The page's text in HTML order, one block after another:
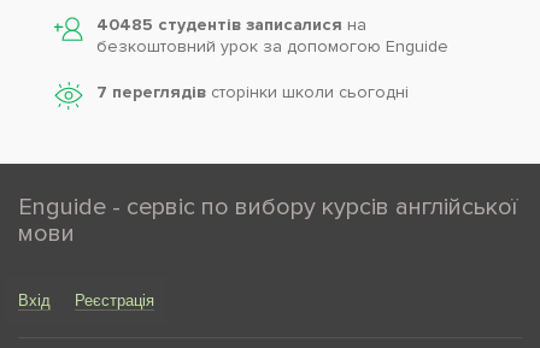
40485 студентів записалися на
безкоштовний урок за допомогою Enguide
7 переглядів сторінки школи cьогодні
Enguide - сервіс по вибору курсів англійської
мови
Вхід Реєстрація